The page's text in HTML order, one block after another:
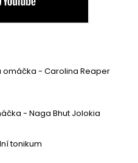
- Carolina Reaper
- Naga Bhut Jolokia
tonikum